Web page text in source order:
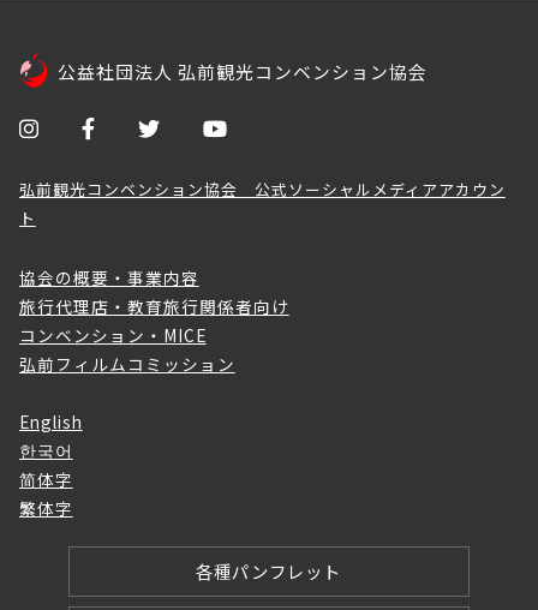
公益社団法人 弘前観光コンベンション協会
弘前観光コンベンション協会 公式ソーシャルメディアアカウン
ト
協会の概要・事業内容
旅行代理店・教育旅行関係者向け
コンベンション・MICE
弘前フィルムコミッション
English
한국어
简体字
繁体字
各種パンフレット